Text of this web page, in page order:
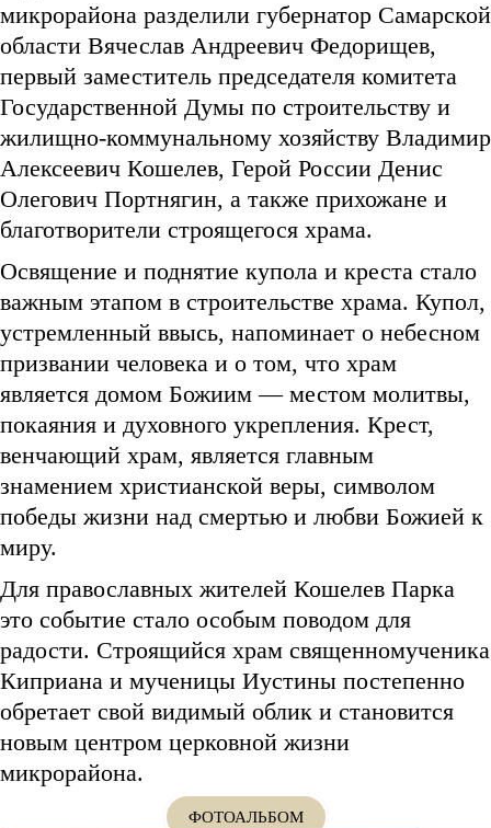
микрорайона разделили губернатор Самарской
области Вячеслав Андреевич Федорищев,
первый заместитель председателя комитета
Государственной Думы по строительству и
жилищно-коммунальному хозяйству Владимир
Алексеевич Кошелев, Герой России Денис
Олегович Портнягин, а также прихожане и
благотворители строящегося храма.
Освящение и поднятие купола и креста стало
важным этапом в строительстве храма. Купол,
устремленный ввысь, напоминает о небесном
призвании человека и о том, что храм
является домом Божиим — местом молитвы,
покаяния и духовного укрепления. Крест,
венчающий храм, является главным
знамением христианской веры, символом
победы жизни над смертью и любви Божией к
миру.
Для православных жителей Кошелев Парка
это событие стало особым поводом для
радости. Строящийся храм священномученика
Киприана и мученицы Иустины постепенно
обретает свой видимый облик и становится
новым центром церковной жизни
микрорайона.
ФОТОАЛЬБОМ